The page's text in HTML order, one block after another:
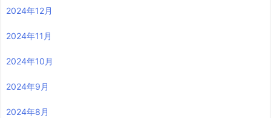
2024年12月
2024年11月
2024年10月
2024年9月
2024年8月